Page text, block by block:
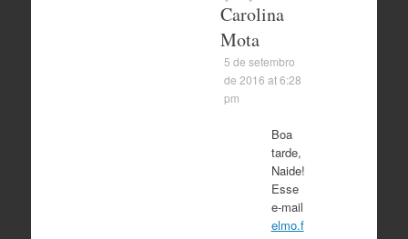
Carolina
Mota
5 de setembro
de 2016 at 6:28
pm
Boa
tarde,
Naide!
Esse
e-mail
elmo.f